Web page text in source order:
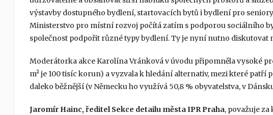
výstavby dostupného bydlení, startovacích bytů i bydlení pro
Ministerstvo pro místní rozvoj počítá zatím s podporou sociálního
společnost podpořit různé typy bydlení. Ty je nyní nutno diskutovat
Moderátorka akce Karolína Vránková v úvodu připomněla vysoké
m² je 100 tisíc korun) a vyzvala k hledání alternativ, mezi které patří
daleko běžnější (v Německu ho využívá 50,8 % obyvatelstva, v
Jaromír Hainc, ředitel Sekce detailu města IPR Praha, považuje